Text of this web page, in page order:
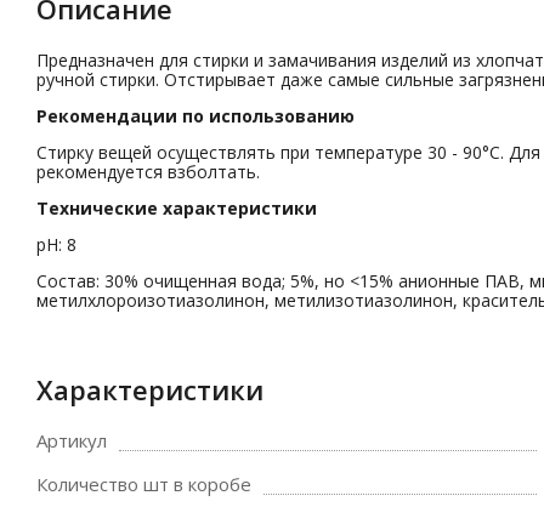
Описание
Предназначен для стирки и замачивания изделий из
ручной стирки. Отстирывает даже самые сильные
Рекомендации по использованию
Стирку вещей осуществлять при температуре 30 - 90°C.
рекомендуется взболтать.
Технические характеристики
pH: 8
Состав: 30% очищенная вода; 5%, но <15% анионные ПАВ,
метилхлороизотиазолинон, метилизотиазолинон,
Характеристики
Артикул
Количество шт в коробе